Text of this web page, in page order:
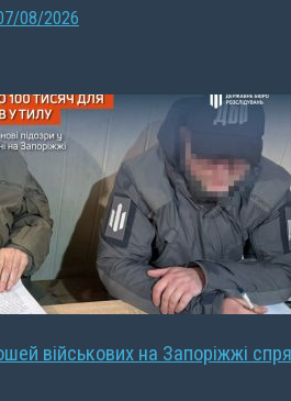
08/2026
військових на Запоріжжі